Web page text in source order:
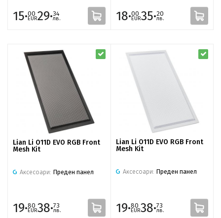
15·00
EUR29·34
лв. 18·00
EUR35·20
лв.
Lian Li O11D EVO RGB Front
Mesh Kit
Аксесоари: Преден панел
19·80
EUR38·73
лв.
Lian Li O11D EVO RGB Front
Mesh Kit
Аксесоари: Преден панел
19·80
EUR38·73
лв.